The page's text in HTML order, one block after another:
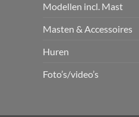
Modellen incl. Mast
Masten & Accessoires
Huren
Foto’s/video’s